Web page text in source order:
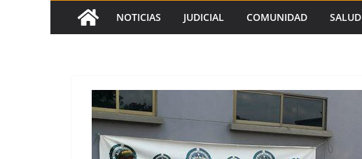
NOTICIAS JUDICIAL COMUNIDAD SALUD